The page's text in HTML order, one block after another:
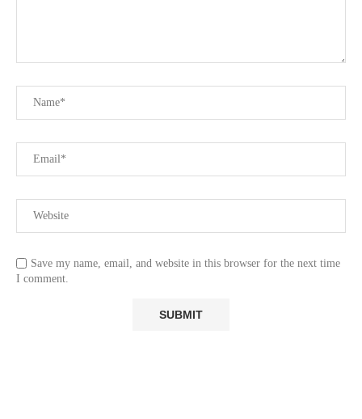
Save my name, email, and website in this browser for the next time
I comment.